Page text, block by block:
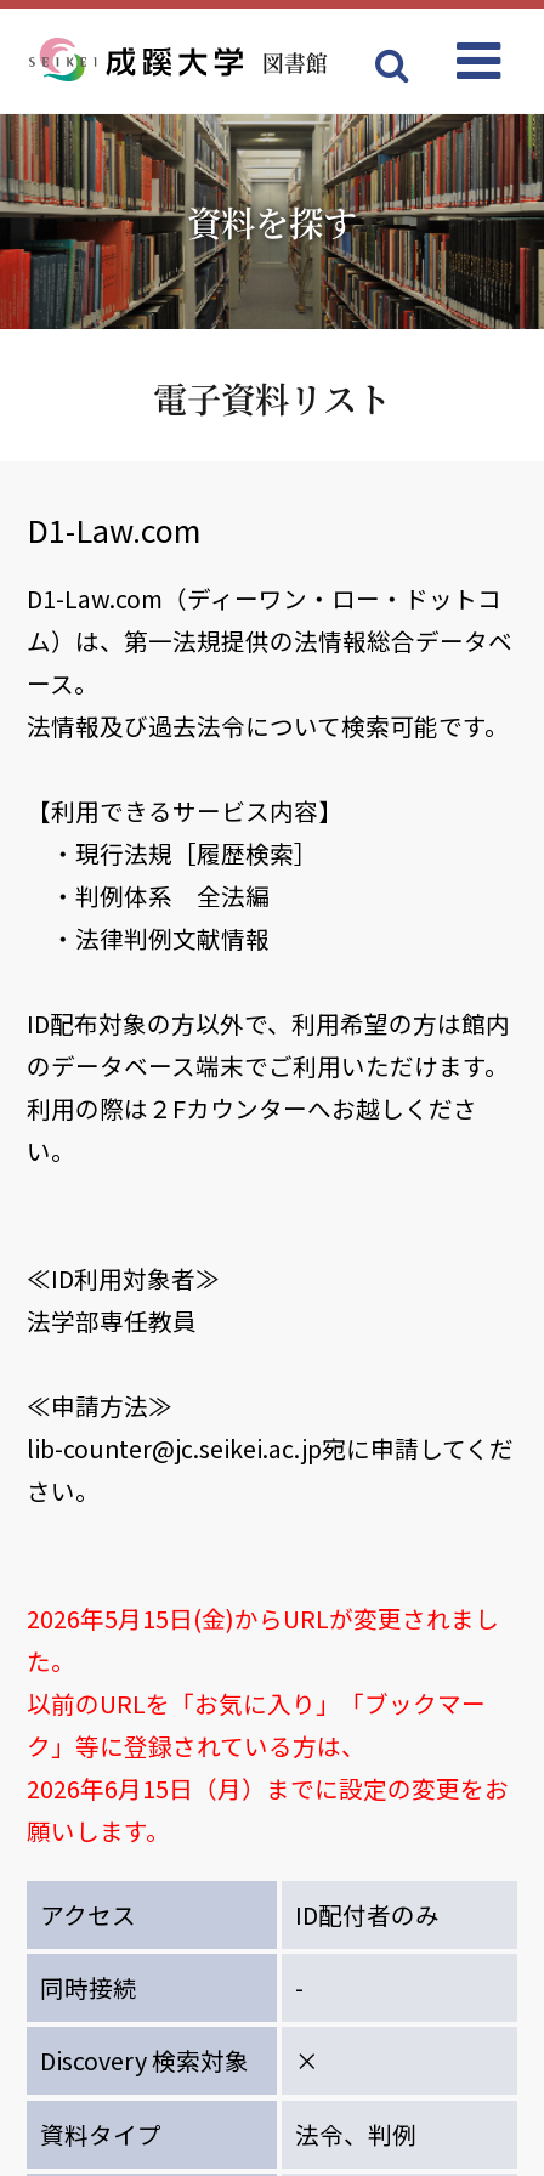
図書館
資料を探す
電子資料リスト
D1-Law.com
D1-Law.com（ディーワン・ロー・ドットコ
ム）は、第一法規提供の法情報総合データベ
ース。
法情報及び過去法令について検索可能です。
【利用できるサービス内容】
・現行法規［履歴検索］
・判例体系 全法編
・法律判例文献情報
ID配布対象の方以外で、利用希望の方は館内
のデータベース端末でご利用いただけます。
利用の際は２Fカウンターへお越しくださ
い。
≪ID利用対象者≫
法学部専任教員
≪申請方法≫
lib-counter@jc.seikei.ac.jp宛に申請してくだ
さい。
2026年5月15日(金)からURLが変更されまし
た。
以前のURLを「お気に入り」「ブックマー
ク」等に登録されている方は、
2026年6月15日（月）までに設定の変更をお
願いします。
アクセス ID配付者のみ
同時接続 -
Discovery 検索対象 ×
資料タイプ 法令、判例